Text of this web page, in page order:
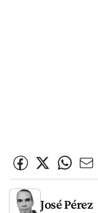
José Pérez